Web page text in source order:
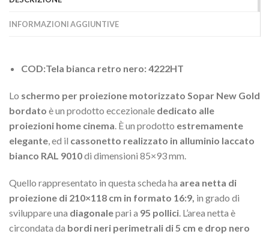
INFORMAZIONI AGGIUNTIVE
COD:Tela bianca retro nero: 4222HT
Lo schermo per proiezione motorizzato Sopar New Gold
bordato è un prodotto eccezionale dedicato alle
proiezioni home cinema. È un prodotto estremamente
elegante, ed il cassonetto realizzato in alluminio laccato
bianco RAL 9010di dimensioni 85×93 mm.
Quello rappresentato in questa scheda ha area netta di
proiezione di 210×118 cm in formato 16:9, in grado di
sviluppare una diagonalepari a 95 pollici. L’area netta è
circondata da bordi neri perimetrali di 5 cm e drop nero